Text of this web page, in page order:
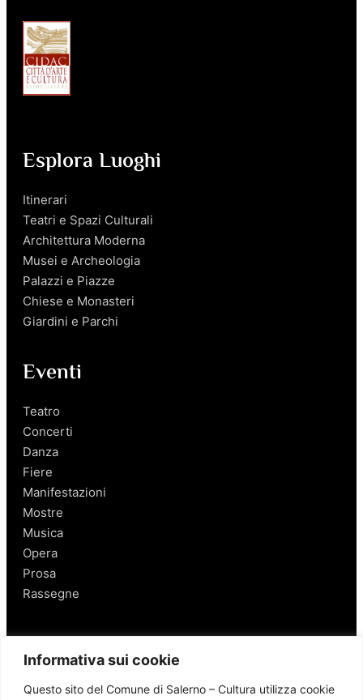
Informativa sui cookie
Questo sito del Comune di Salerno – Cultura utilizza cookie
Esplora Luoghi
Itinerari
Teatri e Spazi Culturali
Architettura Moderna
Musei e Archeologia
Palazzi e Piazze
Chiese e Monasteri
Giardini e Parchi
Eventi
Teatro
Concerti
Danza
Fiere
Manifestazioni
Mostre
Musica
Opera
Prosa
Rassegne
Salerno
Personaggi